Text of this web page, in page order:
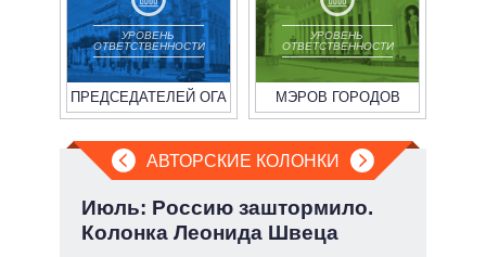
УРОВЕНЬ
ОТВЕТСТВЕННОСТИ
ПРЕДСЕДАТЕЛЕЙ ОГА
УРОВЕНЬ
ОТВЕТСТВЕННОСТИ
МЭРОВ ГОРОДОВ
АВТОРСКИЕ КОЛОНКИ
Июль: Россию заштормило.
Колонка Леонида Швеца